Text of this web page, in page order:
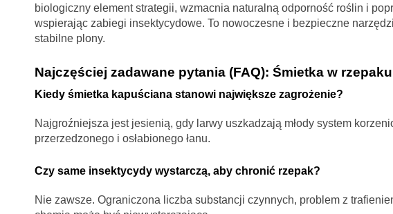
biologiczny element strategii, wzmacnia naturalną odporność roślin i
wspierając zabiegi insektycydowe. To nowoczesne i bezpieczne
stabilne plony.
Najczęściej zadawane pytania (FAQ): Śmietka w
Kiedy śmietka kapuściana stanowi największe zagrożenie?
Najgroźniejsza jest jesienią, gdy larwy uszkadzają młody system
przerzedzonego i osłabionego łanu.
Czy same insektycydy wystarczą, aby chronić rzepak?
Nie zawsze. Ograniczona liczba substancji czynnych, problem z